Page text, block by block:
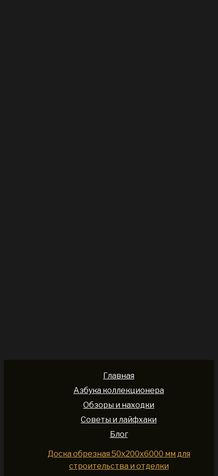
Главная
Азбука коллекционера
Обзоры и находки
Советы и лайфхаки
Блог
Доска обрезная 50x200x6000 мм для
строительства и отделки